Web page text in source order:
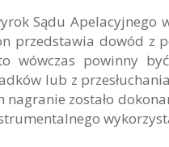
Sądu Apelacyjnego
przedstawia dowód
wówczas powinny
lub z
zostało